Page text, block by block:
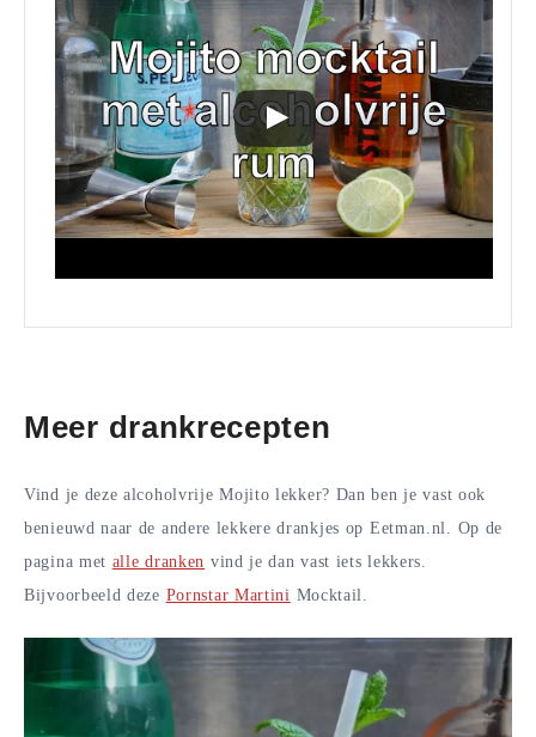
Meer drankrecepten
Vind je deze alcoholvrije Mojito lekker? Dan ben je vast ook
benieuwd naar de andere lekkere drankjes op Eetman.nl. Op de
pagina met alle dranken vind je dan vast iets lekkers.
Bijvoorbeeld deze Pornstar Martini Mocktail.